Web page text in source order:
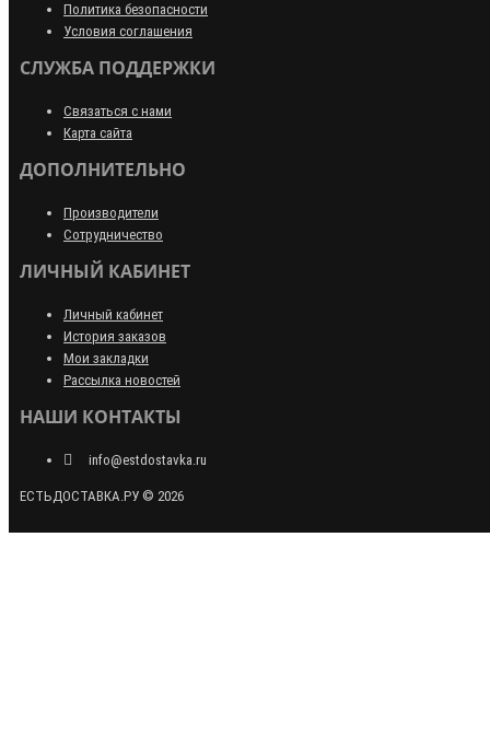
Политика безопасности
Условия соглашения
СЛУЖБА ПОДДЕРЖКИ
Связаться с нами
Карта сайта
ДОПОЛНИТЕЛЬНО
Производители
Сотрудничество
ЛИЧНЫЙ КАБИНЕТ
Личный кабинет
История заказов
Мои закладки
Рассылка новостей
НАШИ КОНТАКТЫ
info@estdostavka.ru
ЕСТЬДОСТАВКА.РУ © 2026